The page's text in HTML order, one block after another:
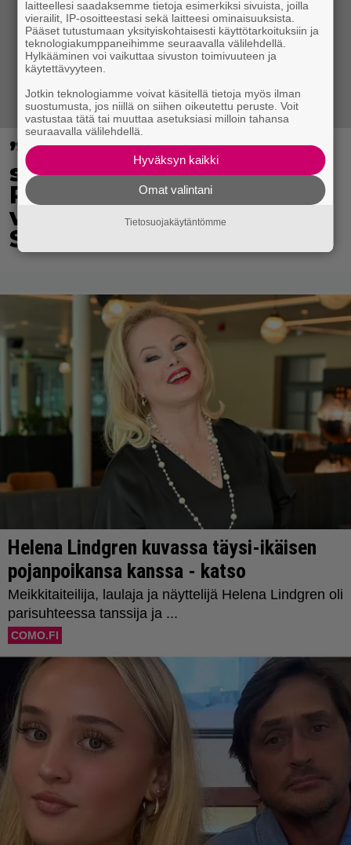
”Nukuimme kaikki viisi
samassa huoneessa” –
Renny Harlinin perhe
vietti unelmien kesän
Suomessa
laitteellesi saadaksemme tietoja esimerkiksi sivuista, joilla
vierailit, IP-osoitteestasi sekä laitteesi ominaisuuksista.
Pääset tutustumaan yksityiskohtaisesti käyttötarkoituksiin ja
teknologiakumppaneihimme seuraavalla välilehdellä.
Hylkääminen voi vaikuttaa sivuston toimivuuteen ja
käytettävyyteen.
Jotkin teknologiamme voivat käsitellä tietoja myös ilman
suostumusta, jos niillä on siihen oikeutettu peruste. Voit
vastustaa tätä tai muuttaa asetuksiasi milloin tahansa
seuraavalla välilehdellä.
Hyväksyn kaikki
Omat valintani
Tietosuojakäytäntömme